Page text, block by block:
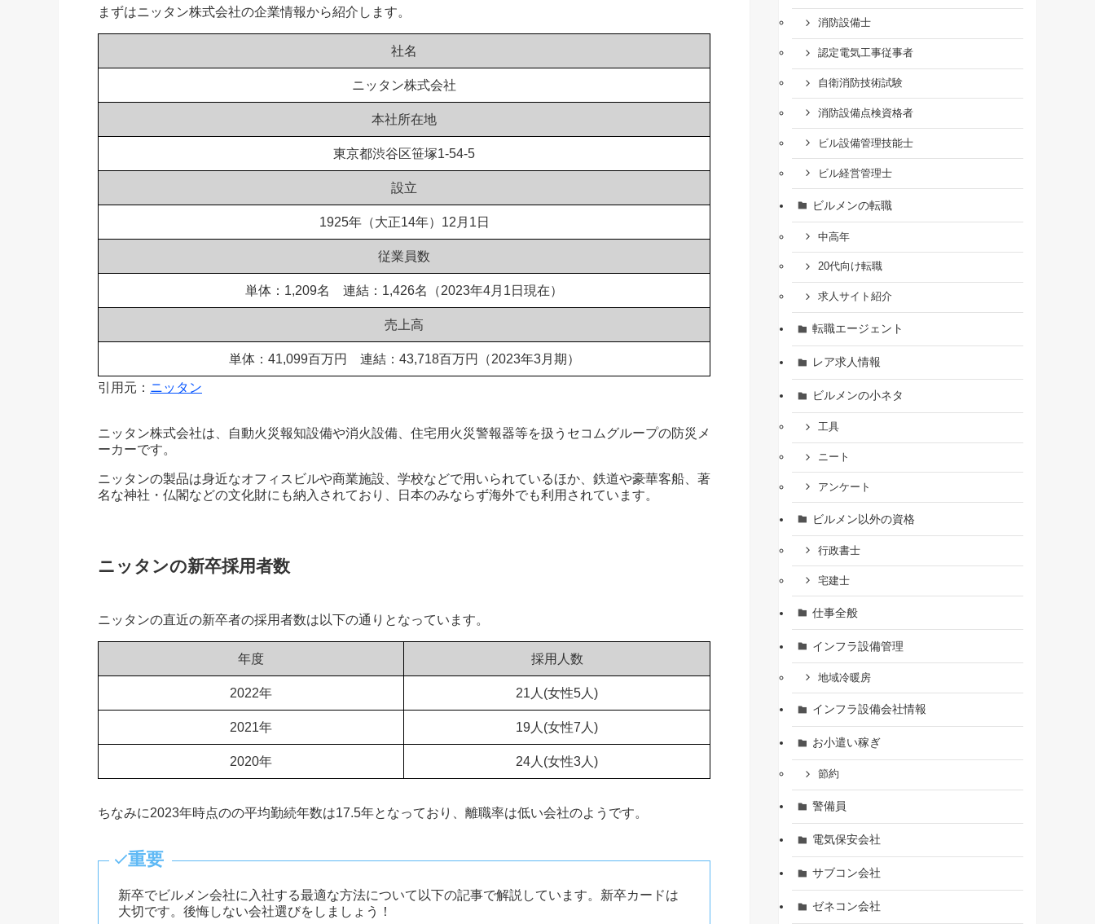
まずはニッタン株式会社の企業情報から紹介します。
社名
ニッタン株式会社
本社所在地
東京都渋谷区笹塚1-54-5
設立
1925年（大正14年）12月1日
従業員数
単体：1,209名 連結：1,426名（2023年4月1日現在）
売上高
単体：41,099百万円 連結：43,718百万円（2023年3月期）
引用元： ニッタン
ニッタン株式会社は、自動火災報知設備や消火設備、住宅用火災警報器等を扱うセコムグループの防災メ
ーカーです。
ニッタンの製品は身近なオフィスビルや商業施設、学校などで用いられているほか、鉄道や豪華客船、著
名な神社・仏閣などの文化財にも納入されており、日本のみならず海外でも利用されています。
ニッタンの新卒採用者数
ニッタンの直近の新卒者の採用者数は以下の通りとなっています。
年度 採用人数
2022年 21人(女性5人)
2021年 19人(女性7人)
2020年 24人(女性3人)
ちなみに2023年時点のの平均勤続年数は17.5年となっており、離職率は低い会社のようです。
重要
新卒でビルメン会社に入社する最適な方法について以下の記事で解説しています。新卒カードは
大切です。後悔しない会社選びをしましょう！
消防設備士
認定電気工事従事者
自衛消防技術試験
消防設備点検資格者
ビル設備管理技能士
ビル経営管理士
ビルメンの転職
中高年
20代向け転職
求人サイト紹介
転職エージェント
レア求人情報
ビルメンの小ネタ
工具
ニート
アンケート
ビルメン以外の資格
行政書士
宅建士
仕事全般
インフラ設備管理
地域冷暖房
インフラ設備会社情報
お小遣い稼ぎ
節約
警備員
電気保安会社
サブコン会社
ゼネコン会社